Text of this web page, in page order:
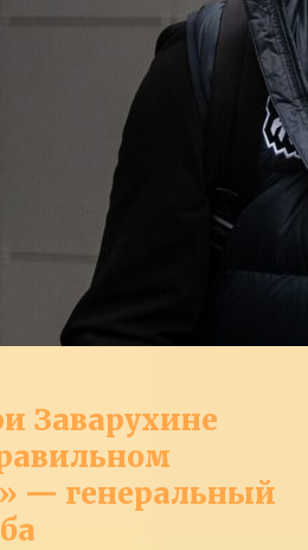
Заварухине
— генеральный